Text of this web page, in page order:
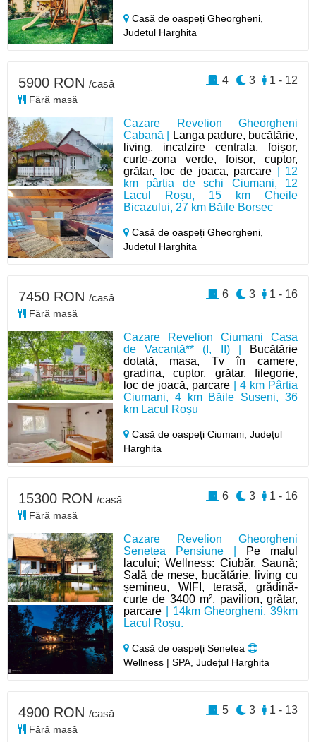
Casă de oaspeți Gheorgheni,
Județul Harghita
Cazare Revelion Gheorgheni
Cabană |
Langa padure, bucătărie,
living, incalzire centrala, foișor,
curte-zona verde, foisor, cuptor,
grătar, loc de joaca, parcare | 12
km pârtia de schi Ciumani, 12
Lacul Roșu, 15 km Cheile
Bicazului, 27 km Băile Borsec
Casă de oaspeți Gheorgheni,
Județul Harghita
5900 RON /casă
Fără masă
1 - 12
3
4
Cazare Revelion Ciumani Casa
de Vacanță** (I, II) |
Bucătărie
dotată, masa, Tv în camere,
gradina, cuptor, grătar, filegorie,
loc de joacă, parcare | 4 km Pârtia
Ciumani, 4 km Băile Suseni, 36
km Lacul Roșu
Casă de oaspeți Ciumani,Județul
Harghita
7450 RON /casă
Fără masă
1 - 16
3
6
Cazare Revelion Gheorgheni
Senetea Pensiune |
Pe malul
lacului; Wellness: Ciubăr, Saună;
Sală de mese, bucătărie, living cu
șemineu, WIFI, terasă, grădină-
curte de 3400 m², pavilion, grătar,
parcare | 14km Gheorgheni, 39km
Lacul Roșu.
Casă de oaspeți Senetea
Wellness | SPA, Județul Harghita
15300 RON /casă
Fără masă
1 - 16
3
6
4900 RON /casă
Fără masă
1 - 13
3
5